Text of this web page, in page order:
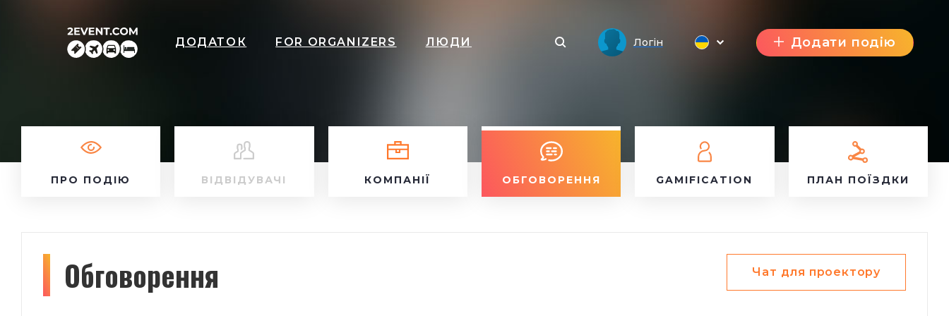
ДОДАТОК FOR ORGANIZERS ЛЮДИ Логін Додати подію
ПРО ПОДІЮ ВІДВІДУВАЧІ КОМПАНІЇ ОБГОВОРЕННЯ GAMIFICATION ПЛАН ПОЇЗДКИ
Обговорення Чат для проектору